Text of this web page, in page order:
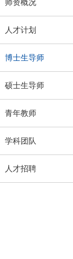
师资概况
人才计划
博士生导师
硕士生导师
青年教师
学科团队
人才招聘